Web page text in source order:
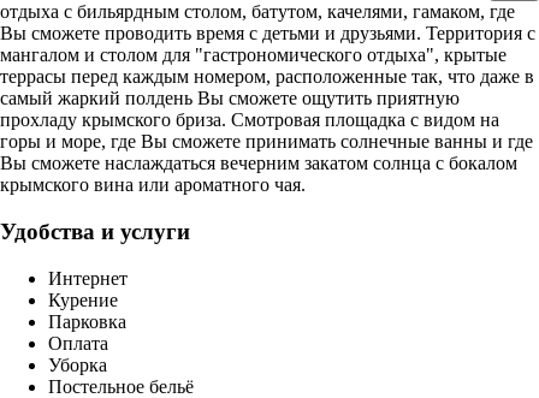
отдыха с бильярдным столом, батутом, качелями, гамаком, где
Вы сможете проводить время с детьми и друзьями. Территория с
мангалом и столом для "гастрономического отдыха", крытые
террасы перед каждым номером, расположенные так, что даже в
самый жаркий полдень Вы сможете ощутить приятную
прохладу крымского бриза. Смотровая площадка с видом на
горы и море, где Вы сможете принимать солнечные ванны и где
Вы сможете наслаждаться вечерним закатом солнца с бокалом
крымского вина или ароматного чая.
Удобства и услуги
Интернет
Курение
Парковка
Оплата
Уборка
Постельное бельё